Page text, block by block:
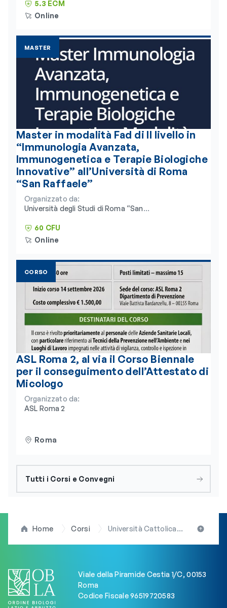
5.3 ECM
Online
MASTER
Master in modalità Fad di II livello in
“Immunologia Avanzata,
Immunogenetica e Terapie Biologiche
Innovative” all’Università di Roma
“San Raffaele”
Organizzato da:
Università degli Studi di Roma “San
Humanitas
60 CFU
Online
CORSO
ASL Roma 2, al via il Corso Biennale
per il conseguimento dell’Attestato di
Micologo
Organizzato da:
ASL Roma 2
Roma
Tutti i Corsi e Convegni
Home Corsi Università Cattolica Sacro Cuore: al via corso in “Innovazioni nella biotecnologia applicata alla medicina rigenerativa”
Viale della Piramide Cestia 1/C, 00153
Roma
Codice Fiscale 96519720583